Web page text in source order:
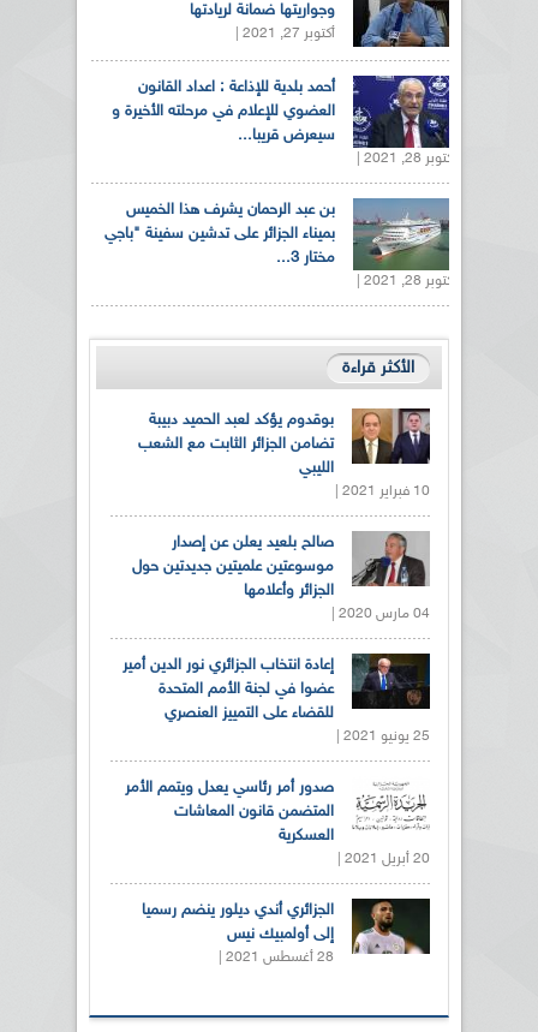
وجواريتها ضمانة لريادتها
أكتوبر 27, 2021 |
أحمد بلدية للإذاعة : اعداد القانون
العضوي للإعلام في مرحلته الأخيرة و
سيعرض قريبا...
أكتوبر 28, 2021 |
بن عبد الرحمان يشرف هذا الخميس
بميناء الجزائر على تدشين سفينة "باجي
مختار 3...
أكتوبر 28, 2021 |
الأكثر قراءة
بوقدوم يؤكد لعبد الحميد دبيبة
تضامن الجزائر الثابت مع الشعب
الليبي
10 فبراير 2021 |
صالح بلعيد يعلن عن إصدار
موسوعتين علميتين جديدتين حول
الجزائر وأعلامها
04 مارس 2020 |
إعادة انتخاب الجزائري نور الدين أمير
عضوا في لجنة الأمم المتحدة
للقضاء على التمييز العنصري
25 يونيو 2021 |
صدور أمر رئاسي يعدل ويتمم الأمر
المتضمن قانون المعاشات
العسكرية
20 أبريل 2021 |
الجزائري أندي ديلور ينضم رسميا
إلى أولمبيك نيس
28 أغسطس 2021 |